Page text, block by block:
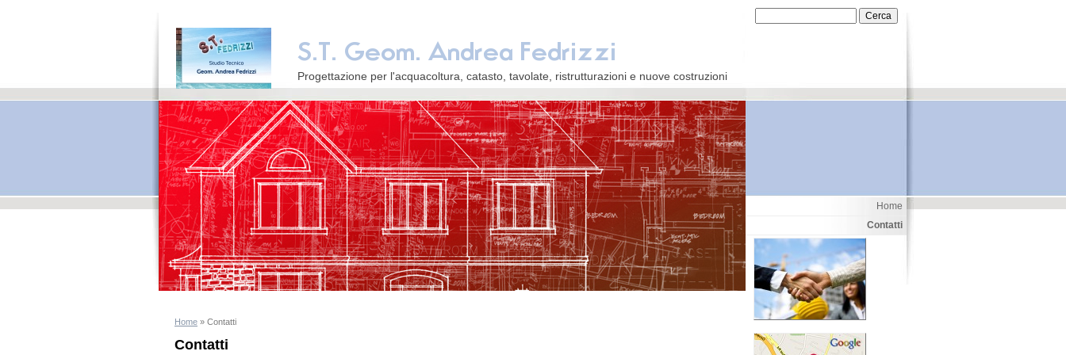
Progettazione per l'acquacoltura, catasto, tavolate, ristrutturazioni e nuove costruzioni
Home » Contatti
Contatti
Home
Contatti